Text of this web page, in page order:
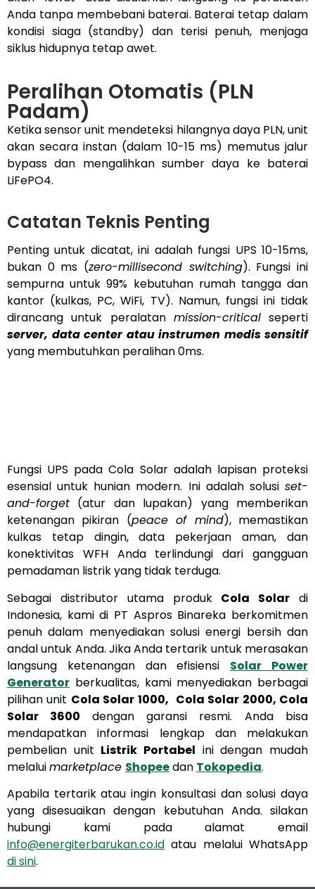
Anda tanpa membebani baterai. Baterai tetap dalam
kondisi siaga (standby) dan terisi penuh, menjaga
siklus hidupnya tetap awet.
Peralihan Otomatis (PLN
Padam)
Ketika sensor unit mendeteksi hilangnya daya PLN, unit
akan secara instan (dalam 10-15 ms) memutus jalur
bypass dan mengalihkan sumber daya ke baterai
LiFePO4.
Catatan Teknis Penting
Penting untuk dicatat, ini adalah fungsi UPS 10-15ms,
bukan 0 ms (zero-millisecond switching). Fungsi ini
sempurna untuk 99% kebutuhan rumah tangga dan
kantor (kulkas, PC, WiFi, TV). Namun, fungsi ini tidak
dirancang untuk peralatan mission-criticalseperti
server, data center atau instrumen medis sensitif
yang membutuhkan peralihan 0ms.
Fungsi UPS pada Cola Solar adalah lapisan proteksi
esensial untuk hunian modern. Ini adalah solusi set-
and-forget (atur dan lupakan) yang memberikan
ketenangan pikiran (peace of mind), memastikan
kulkas tetap dingin, data pekerjaan aman, dan
konektivitas WFH Anda terlindungi dari gangguan
pemadaman listrik yang tidak terduga.
Sebagai distributor utama produk Cola Solar di
Indonesia, kami di PT Aspros Binareka berkomitmen
penuh dalam menyediakan solusi energi bersih dan
andal untuk Anda. Jika Anda tertarik untuk merasakan
langsung ketenangan dan efisiensi Solar Power
Generator berkualitas, kami menyediakan berbagai
pilihan unit Cola Solar 1000, Cola Solar 2000, Cola
Solar 3600 dengan garansi resmi. Anda bisa
mendapatkan informasi lengkap dan melakukan
pembelian unit Listrik Portabel ini dengan mudah
melaluimarketplace Shopeedan Tokopedia.
Apabila tertarik atau ingin konsultasi dan solusi daya
yang disesuaikan dengan kebutuhan Anda. silakan
hubungi kami pada alamat email
info@energiterbarukan.co.id atau melalui WhatsApp
di sini.